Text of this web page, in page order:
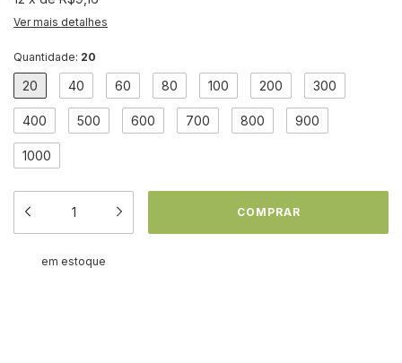
Ver mais detalhes
Quantidade: 20
20 40 60 80 100 200 300
400 500 600 700 800 900
1000
em estoque